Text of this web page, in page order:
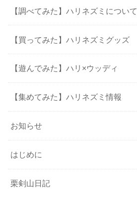
【調べてみた】ハリネズミについて
【買ってみた】ハリネズミグッズ
【遊んでみた】ハリ×ウッディ
【集めてみた】ハリネズミ情報
お知らせ
はじめに
栗剣山日記